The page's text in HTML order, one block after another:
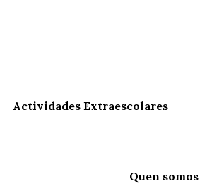
Actividades Extraescolares
Quen somos